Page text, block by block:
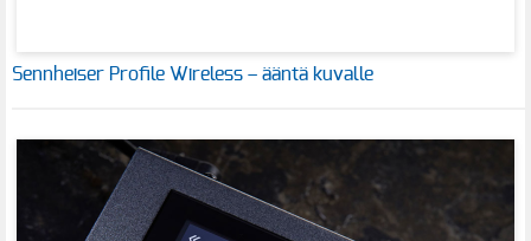
Sennheiser Profile Wireless – ääntä kuvalle